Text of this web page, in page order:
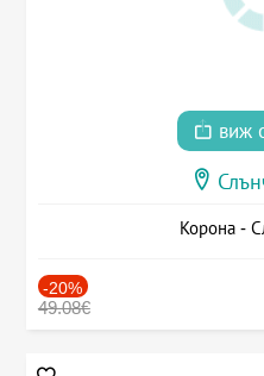
виж
Корона -
-20%
49.08€